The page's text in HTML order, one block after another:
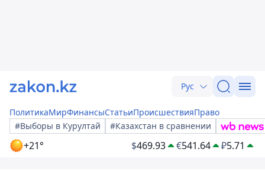
Рус
ПолитикаМирФинансыСтатьиПроисшествияПраво
#Выборы в Курултай
#Казахстан в сравнении
+21° $469.93 €541.64 ₽5.71